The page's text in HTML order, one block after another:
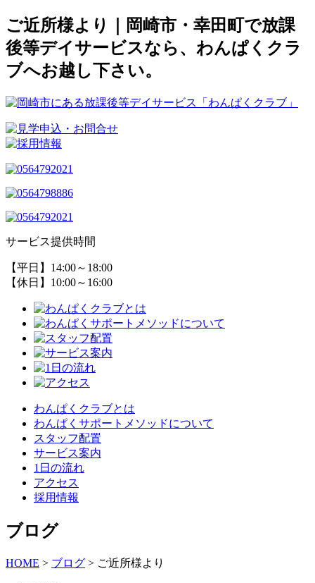
ご近所様より｜岡崎市・幸田町で放課
後等デイサービスなら、わんぱくクラ
ブへお越し下さい。
サービス提供時間
【平日】14:00～18:00
【休日】10:00～16:00
わんぱくクラブとは
わんぱくサポートメソッドについて
スタッフ配置
サービス案内
1日の流れ
アクセス
採用情報
ブログ
HOME > ブログ > ご近所様より